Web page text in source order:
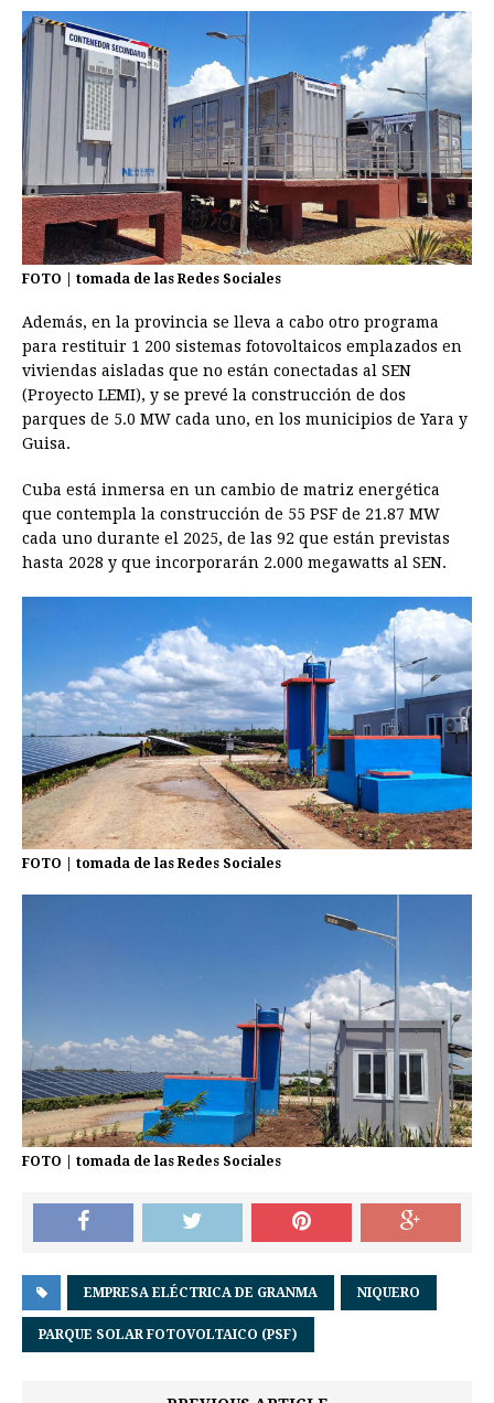
FOTO | tomada de las Redes Sociales
Además, en la provincia se lleva a cabo otro programa
para restituir 1 200 sistemas fotovoltaicos emplazados en
viviendas aisladas que no están conectadas al SEN
(Proyecto LEMI), y se prevé la construcción de dos
parques de 5.0 MW cada uno, en los municipios de Yara y
Guisa.
Cuba está inmersa en un cambio de matriz energética
que contempla la construcción de 55 PSF de 21.87 MW
cada uno durante el 2025, de las 92 que están previstas
hasta 2028 y que incorporarán 2.000 megawatts al SEN.
FOTO | tomada de las Redes Sociales
FOTO | tomada de las Redes Sociales
EMPRESA ELÉCTRICA DE GRANMA NIQUERO
PARQUE SOLAR FOTOVOLTAICO (PSF)